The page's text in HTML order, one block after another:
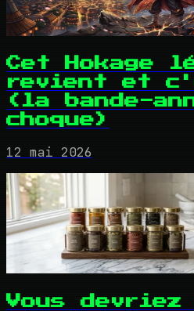
Cet Hokage
revient et
(la bande-
choque)
12 mai 2026
Vous devriez